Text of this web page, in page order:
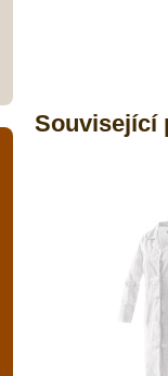
Související